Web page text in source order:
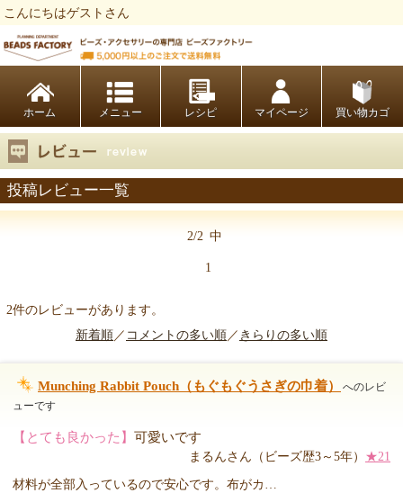
こんにちはゲストさん
ホーム レシピ マイページ 買い物カゴ
投稿レビュー一覧
2/2 中
1
2件のレビューがあります。
新着順／ コメントの多い順／ きらりの多い順
Munching Rabbit Pouch（もぐもぐうさぎの巾着）
へのレビ
ューです
【とても良かった】 可愛いです
まるんさん（ビーズ歴3～5年） ★21
材料が全部入っているので安心です。布がカ…